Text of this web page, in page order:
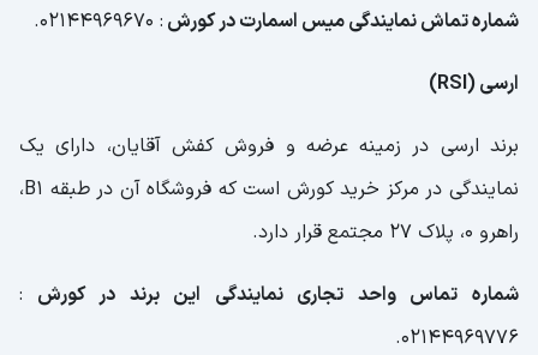
شماره تماش نمایندگی میس اسمارت در کورش : 02144969670.
ارسی (RSI)
برند ارسی در زمینه عرضه و فروش کفش آقایان، دارای یک
نمایندگی در مرکز خرید کورش است که فروشگاه آن در طبقه B1،
راهرو 0، پلاک 27 مجتمع قرار دارد.
شماره تماس واحد تجاری نمایندگی این برند در کورش :
02144969776.